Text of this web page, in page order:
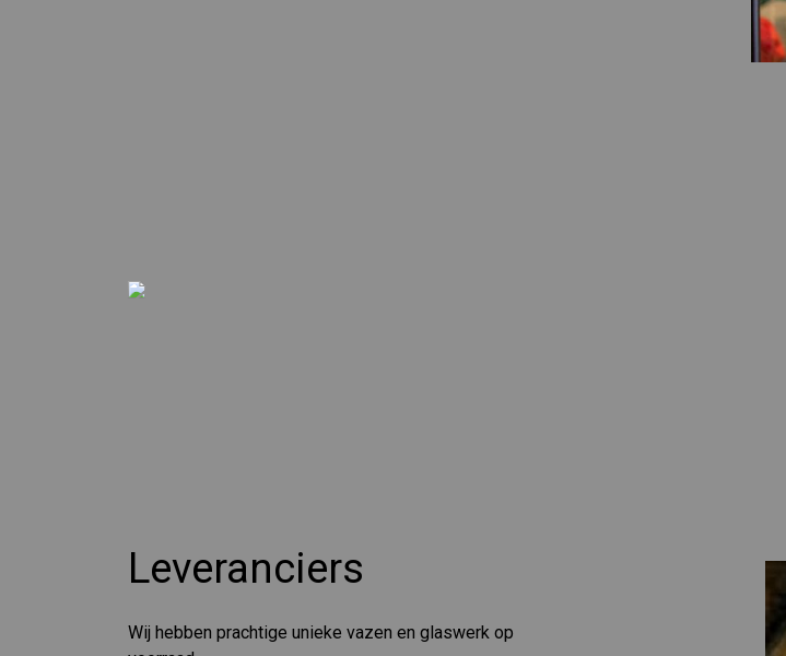
Leveranciers
Wij hebben prachtige unieke vazen en glaswerk op